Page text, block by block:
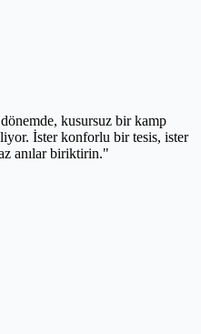
kusursuz bir kamp
İster konforlu bir tesis, ister
anılar biriktirin."